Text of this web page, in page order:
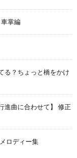
掌編
る？ちょっと橋をかけ
進曲に合わせて】 修正
ロディー集